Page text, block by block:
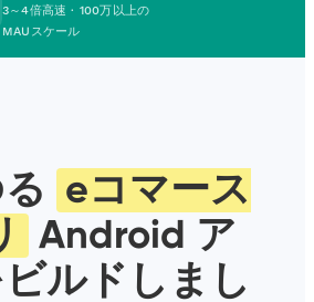
3～4倍高速 · 100万以上の
MAUスケール
eコマース
Android ア
ルドしまし